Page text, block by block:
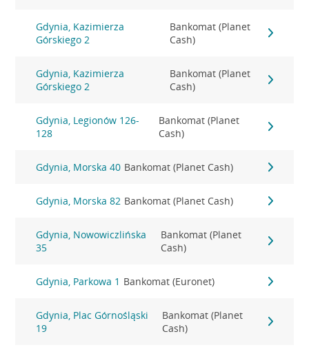
Gdynia, Kazimierza
Górskiego 2
Bankomat (Planet
Cash)
Gdynia, Kazimierza
Górskiego 2
Bankomat (Planet
Cash)
Gdynia, Legionów 126-
128
Bankomat (Planet
Cash)
Gdynia, Morska 40 Bankomat (Planet Cash)
Gdynia, Morska 82 Bankomat (Planet Cash)
Gdynia, Nowowiczlińska
35
Bankomat (Planet
Cash)
Gdynia, Parkowa 1 Bankomat (Euronet)
Gdynia, Plac Górnośląski
19
Bankomat (Planet
Cash)